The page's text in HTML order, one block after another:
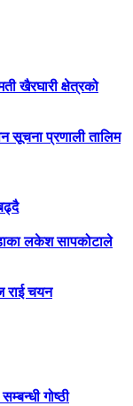
खैरघारी क्षेत्रको
सूचना प्रणाली तालिम
लकेश सापकोटाले
राई चयन
गोष्ठी